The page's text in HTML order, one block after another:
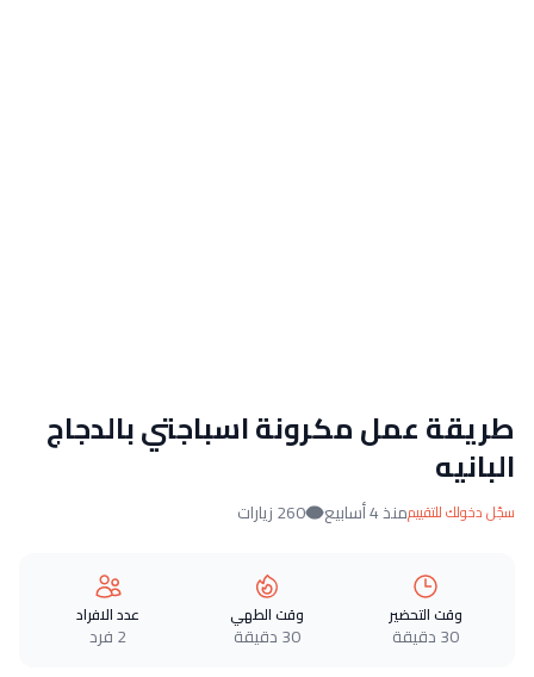
طريقة عمل مكرونة اسباجتي بالدجاج
البانيه​
سجّل دخولك للتقييممنذ 4 أسابيع 260 زيارات
وقت التحضير
30 دقيقة
وقت الطهي
30 دقيقة
عدد الافراد
2 فرد